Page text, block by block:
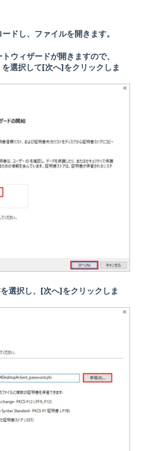
ドし、ファイルを開きます。
ウィザードが開きますので、
を選択して[次へ]をクリックしま
選択し、[次へ]をクリックしま